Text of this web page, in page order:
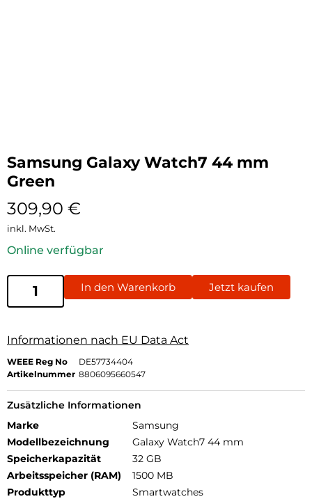
Samsung Galaxy Watch7 44 mm
Green
309,90 €
inkl. MwSt.
Online verfügbar
In den Warenkorb Jetzt kaufen
Informationen nach EU Data Act
WEEE Reg No
DE57734404
Artikelnummer 8806095660547
Zusätzliche Informationen
Marke
Samsung
Modellbezeichnung
Galaxy Watch7 44 mm
Speicherkapazität
32 GB
Arbeitsspeicher (RAM)
1500 MB
Produkttyp
Smartwatches